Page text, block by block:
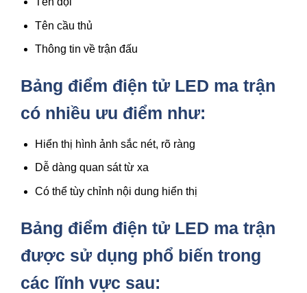
Tên cầu thủ
Thông tin về trận đấu
Bảng điểm điện tử LED ma trận
có nhiều ưu điểm như:
Hiển thị hình ảnh sắc nét, rõ ràng
Dễ dàng quan sát từ xa
Có thể tùy chỉnh nội dung hiển thị
Bảng điểm điện tử LED ma trận
được sử dụng phổ biến trong
các lĩnh vực sau: